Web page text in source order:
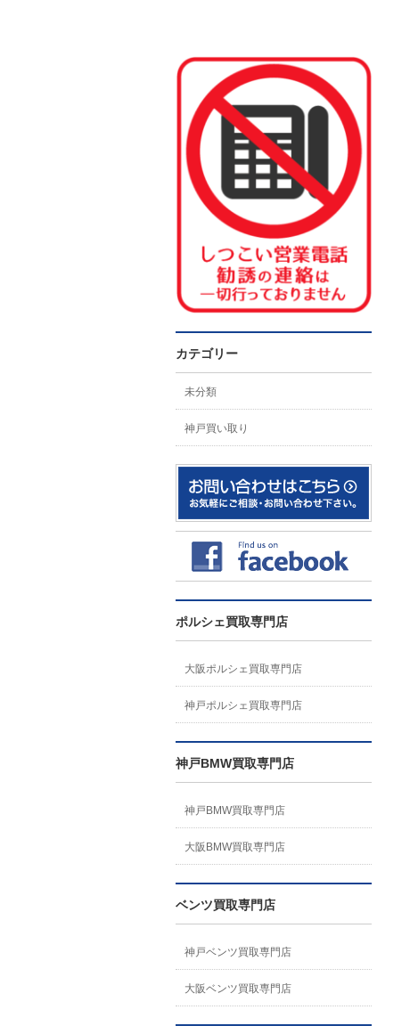
カテゴリー
未分類
神戸買い取り
ポルシェ買取専門店
大阪ポルシェ買取専門店
神戸ポルシェ買取専門店
神戸BMW買取専門店
神戸BMW買取専門店
大阪BMW買取専門店
ベンツ買取専門店
神戸ベンツ買取専門店
大阪ベンツ買取専門店